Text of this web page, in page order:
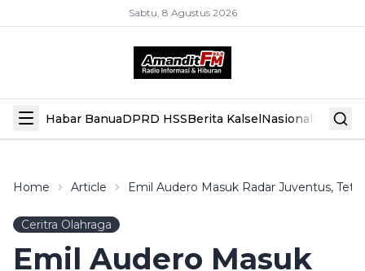
Sabtu, 8 Agustus 2026
Habar BanuaDPRD HSSBerita KalselNasional Hiburan
Home Article Emil Audero Masuk Radar Juventus,
Ceritra Olahraga
Emil Audero Masuk